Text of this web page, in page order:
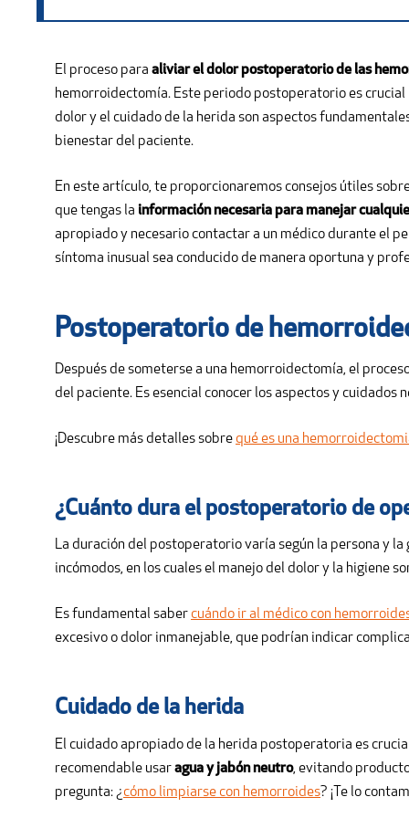
El proceso para aliviar el dolor postoperatorio de las
hemorroidectomía. Este periodo postoperatorio es
dolor y el cuidado de la herida son aspectos
bienestar del paciente.
En este artículo, te proporcionaremos consejos útiles
que tengas la información necesaria para manejar
apropiado y necesario contactar a un médico durante el
síntoma inusual sea conducido de manera oportuna y
Postoperatorio de
Después de someterse a una hemorroidectomía, el
del paciente. Es esencial conocer los aspectos y cuidados
¡Descubre más detalles sobre qué es una
¿Cuánto dura el postoperatorio de
La duración del postoperatorio varía según la persona y
incómodos, en los cuales el manejo del dolor y la higiene
Es fundamental saber cuándo ir al médico con
excesivo o dolor inmanejable, que podrían indicar
Cuidado de la herida
El cuidado apropiado de la herida postoperatoria es
recomendable usaragua y jabón neutro, evitando
pregunta: ¿cómo limpiarse con hemorroides? ¡Te lo